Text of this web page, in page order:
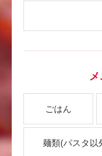
ごはん
麺類(パスタ以